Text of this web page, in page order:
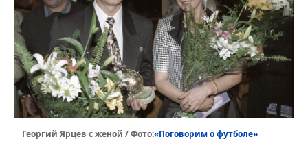
Георгий Ярцев с женой / Фото:«Поговорим о футболе»